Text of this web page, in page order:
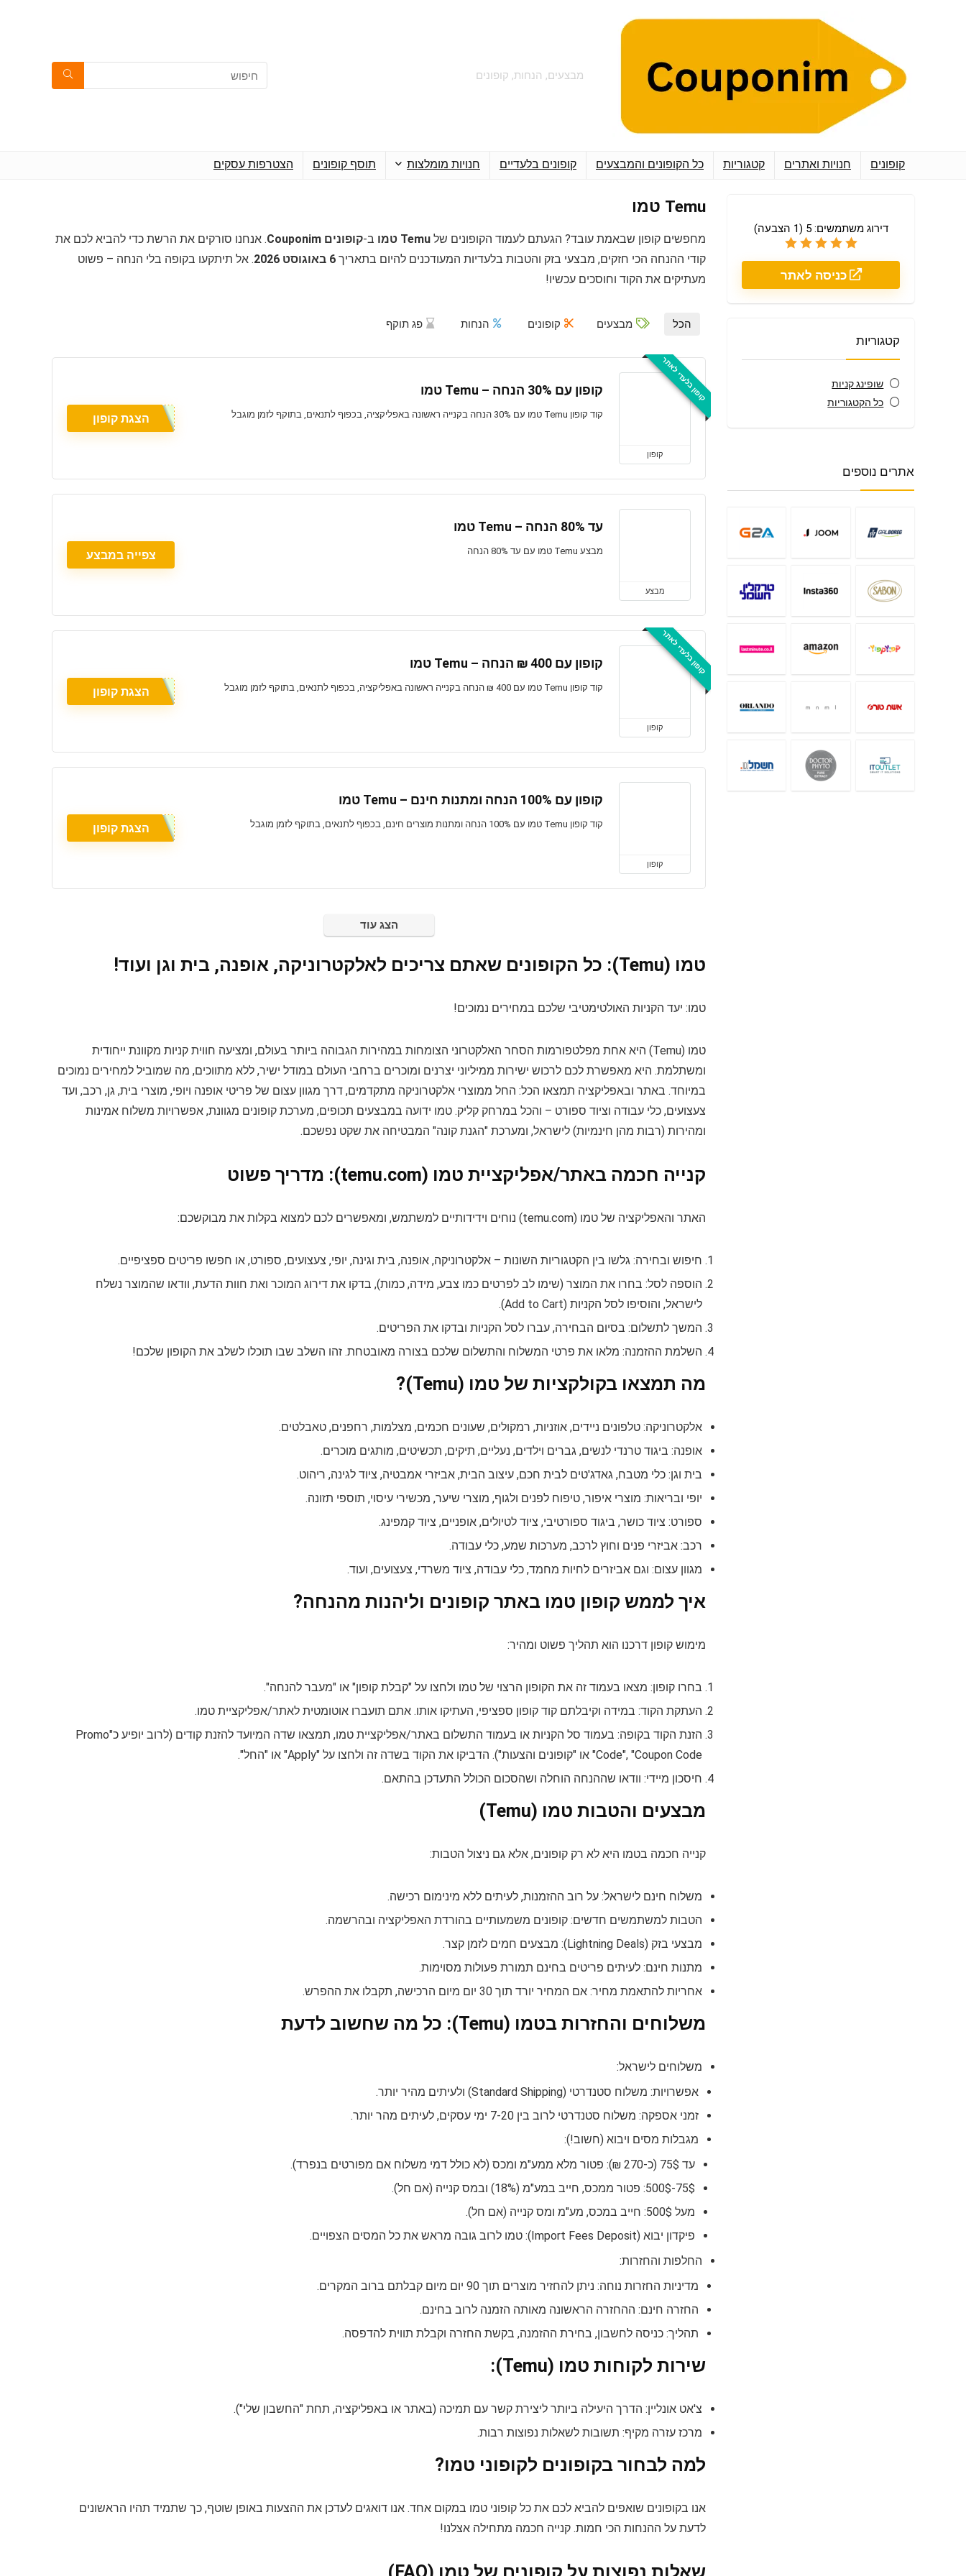
מבצעים, הנחות, קופונים
קופונים חנויות ואתרים קטגוריות כל הקופונים והמבצעים קופונים בלעדיים חנויות מומלצות תוסף קופונים הצטרפות עסקים
Temu טמו
מחפשים קופון שבאמת עובד? הגעתם לעמוד הקופונים של Temu טמו ב-קופונים Couponim
. אנחנו סורקים את הרשת כדי להביא לכם את
קודי ההנחה הכי חזקים, מבצעי בזק והטבות בלעדיות המעודכנים להיום בתאריך 6 באוגוסט 2026
. אל תיתקעו בקופה בלי הנחה – פשוט
מעתיקים את הקוד וחוסכים עכשיו!
דירוג משתמשים:5
(
1 הצבעה)
כניסה לאתר
קטגוריות
שופינג קניות
כל הקטגוריות
הכל מבצעים קופונים הנחות פג תוקף
קופון בלעדי לאתר
קופון
קופון עם 30% הנחה – Temu טמו
קוד קופון Temu טמו עם 30% הנחה בקנייה ראשונה באפליקציה, בכפוף לתנאים, בתוקף לזמן מוגבל הצגת קופון
מבצע
עד 80% הנחה – Temu טמו
מבצע Temu טמו עם עד 80% הנחה צפייה במבצע
קופון בלעדי לאתר
קופון
קופון עם 400 ₪ הנחה – Temu טמו
קוד קופון Temu טמו עם 400 ₪ הנחה בקנייה ראשונה באפליקציה, בכפוף לתנאים, בתוקף לזמן מוגבל הצגת קופון
קופון
קופון עם 100% הנחה ומתנות חינם – Temu טמו
קוד קופון Temu טמו עם 100% הנחה ומתנות מוצרים חינם, בכפוף לתנאים, בתוקף לזמן מוגבל הצגת קופון
הצג עוד
טמו (Temu): כל הקופונים שאתם צריכים לאלקטרוניקה, אופנה, בית וגן ועוד!
טמו: יעד הקניות האולטימטיבי שלכם במחירים נמוכים!
טמו (Temu) היא אחת מפלטפורמות הסחר האלקטרוני הצומחות במהירות הגבוהה ביותר בעולם, ומציעה חווית קניות מקוונת ייחודית
ומשתלמת. היא מאפשרת לכם לרכוש ישירות ממיליוני יצרנים ומוכרים ברחבי העולם במודל ישיר, ללא מתווכים, מה שמוביל למחירים נמוכים
במיוחד. באתר ובאפליקציה תמצאו הכל: החל ממוצרי אלקטרוניקה מתקדמים, דרך מגוון עצום של פריטי אופנה ויופי, מוצרי בית, גן, רכב, ועד
צעצועים, כלי עבודה וציוד ספורט – והכל במרחק קליק. טמו ידועה במבצעים תכופים, מערכת קופונים מגוונת, אפשרויות משלוח אמינות
ומהירות (רבות מהן חינמיות) לישראל, ומערכת "הגנת קונה" המבטיחה את שקט נפשכם.
קנייה חכמה באתר/אפליקציית טמו (temu.com): מדריך פשוט
האתר והאפליקציה של טמו (temu.com) נוחים וידידותיים למשתמש, ומאפשרים לכם למצוא בקלות את מבוקשכם:
חיפוש ובחירה: גלשו בין הקטגוריות השונות – אלקטרוניקה, אופנה, בית וגינה, יופי, צעצועים, ספורט, או חפשו פריטים ספציפיים.
הוספה לסל: בחרו את המוצר (שימו לב לפרטים כמו צבע, מידה, כמות), בדקו את דירוג המוכר ואת חוות הדעת, וודאו שהמוצר נשלח
לישראל, והוסיפו לסל הקניות (Add to Cart).
המשך לתשלום: בסיום הבחירה, עברו לסל הקניות ובדקו את הפריטים.
השלמת ההזמנה: מלאו את פרטי המשלוח והתשלום שלכם בצורה מאובטחת. זהו השלב שבו תוכלו לשלב את הקופון שלכם!
מה תמצאו בקולקציות של טמו (Temu)?
אלקטרוניקה: טלפונים ניידים, אוזניות, רמקולים, שעונים חכמים, מצלמות, רחפנים, טאבלטים.
אופנה: ביגוד טרנדי לנשים, גברים וילדים, נעליים, תיקים, תכשיטים, מותגים מוכרים.
בית וגן: כלי מטבח, גאדג'טים לבית חכם, עיצוב הבית, אביזרי אמבטיה, ציוד לגינה, ריהוט.
יופי ובריאות: מוצרי איפור, טיפוח לפנים ולגוף, מוצרי שיער, מכשירי עיסוי, תוספי תזונה.
ספורט: ציוד כושר, ביגוד ספורטיבי, ציוד לטיולים, אופניים, ציוד קמפינג.
רכב: אביזרי פנים וחוץ לרכב, מערכות שמע, כלי עבודה.
מגוון עצום: וגם אביזרים לחיות מחמד, כלי עבודה, ציוד משרדי, צעצועים, ועוד.
איך לממש קופון טמו באתר קופונים וליהנות מהנחה?
מימוש קופון דרכנו הוא תהליך פשוט ומהיר:
בחרו קופון: מצאו בעמוד זה את הקופון הרצוי של טמו ולחצו על "קבלת קופון" או "מעבר להנחה".
העתקת הקוד: במידה וקיבלתם קוד קופון ספציפי, העתיקו אותו. אתם תועברו אוטומטית לאתר/אפליקציית טמו.
הזנת הקוד בקופה: בעמוד סל הקניות או בעמוד התשלום באתר/אפליקציית טמו, תמצאו שדה המיועד להזנת קודים (לרוב יופיע כ"Promo
Code", "Coupon Code" או "קופונים והצעות"). הדביקו את הקוד בשדה זה ולחצו על "Apply" או "החל".
חיסכון מיידי: וודאו שההנחה הוחלה ושהסכום הכולל התעדכן בהתאם.
מבצעים והטבות טמו (Temu)
קנייה חכמה בטמו היא לא רק קופונים, אלא גם ניצול הטבות:
משלוח חינם לישראל: על רוב ההזמנות, לעיתים ללא מינימום רכישה.
הטבות למשתמשים חדשים: קופונים משמעותיים בהורדת האפליקציה ובהרשמה.
מבצעי בזק (Lightning Deals): מבצעים חמים לזמן קצר.
מתנות חינם: לעיתים פריטים בחינם תמורת פעולות מסוימות.
אחריות להתאמת מחיר: אם המחיר יורד תוך 30 יום מיום הרכישה, תקבלו את ההפרש.
משלוחים והחזרות בטמו (Temu): כל מה שחשוב לדעת
משלוחים לישראל:
אפשרויות: משלוח סטנדרטי (Standard Shipping) ולעיתים מהיר יותר.
זמני אספקה: משלוח סטנדרטי לרוב בין 7-20 ימי עסקים, לעיתים מהר יותר.
מגבלות מסים ויבוא (חשוב!):
עד 75$ (כ-270 ₪): פטור מלא ממע"מ ומכס (לא כולל דמי משלוח אם מפורטים בנפרד).
75$-500$: פטור ממכס, חייב במע"מ (18%) ובמס קנייה (אם חל).
מעל 500$: חייב במכס, מע"מ ומס קנייה (אם חל).
פיקדון יבוא (Import Fees Deposit): טמו לרוב גובה מראש את כל המסים הצפויים.
החלפות והחזרות:
מדיניות החזרות נוחה: ניתן להחזיר מוצרים תוך 90 יום מיום קבלתם ברוב המקרים.
החזרה חינם: ההחזרה הראשונה מאותה הזמנה לרוב בחינם.
תהליך: כניסה לחשבון, בחירת ההזמנה, בקשת החזרה וקבלת תווית להדפסה.
שירות לקוחות טמו (Temu):
צ'אט אונליין: הדרך היעילה ביותר ליצירת קשר עם תמיכה (באתר או באפליקציה, תחת "החשבון שלי").
מרכז עזרה מקיף: תשובות לשאלות נפוצות רבות.
למה לבחור בקופונים לקופוני טמו?
אנו בקופונים שואפים להביא לכם את כל קופוני טמו במקום אחד. אנו דואגים לעדכן את ההצעות באופן שוטף, כך שתמיד תהיו הראשונים
לדעת על ההנחות הכי חמות. קנייה חכמה מתחילה אצלנו!
אתרים נוספים